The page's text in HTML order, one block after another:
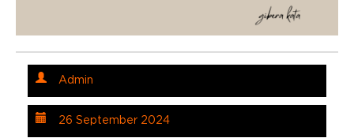
Admin
26 September 2024